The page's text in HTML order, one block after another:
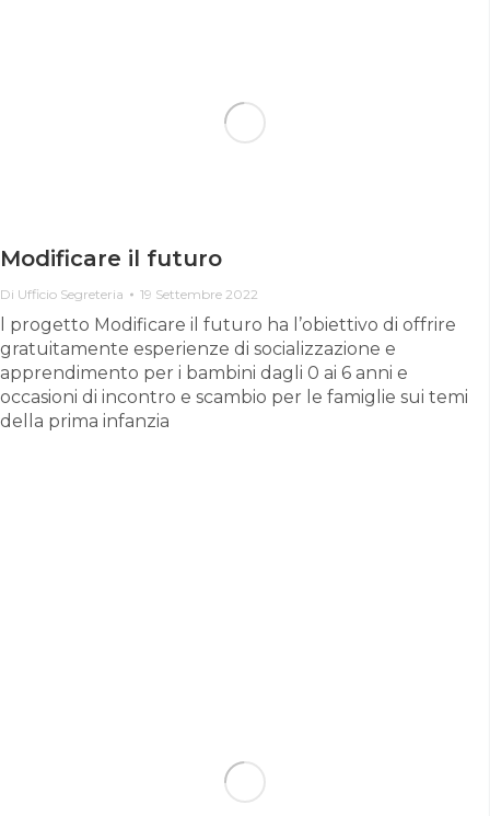
Modificare il futuro
Di Ufficio Segreteria 19 Settembre 2022
l progetto Modificare il futuro ha l’obiettivo di offrire
gratuitamente esperienze di socializzazione e
apprendimento per i bambini dagli 0 ai 6 anni e
occasioni di incontro e scambio per le famiglie sui temi
della prima infanzia